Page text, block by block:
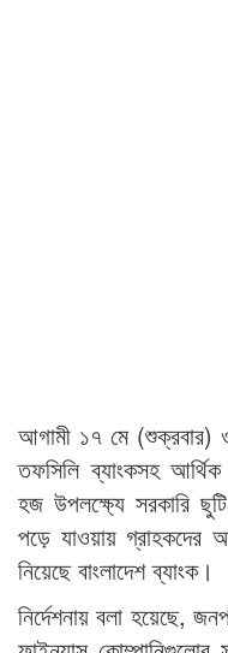
আগামী ১৭ মে (শুক্রবার)
তফসিলি ব্যাংকসহ
হজ উপলক্ষ্যে সরকারি
পড়ে যাওয়ায় গ্রাহকদের
নিয়েছে বাংলাদেশ ব্যাংক।
নির্দেশনায় বলা হয়েছে,